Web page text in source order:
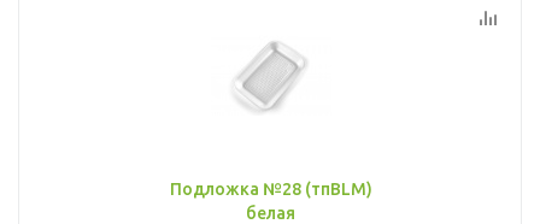
Подложка №28 (тпBLM)
белая